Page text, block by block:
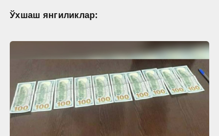
Ўхшаш янгиликлар: